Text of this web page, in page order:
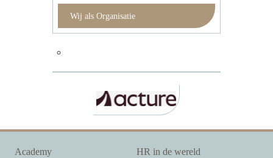
Wij als Organisatie
Academy
HR in de wereld